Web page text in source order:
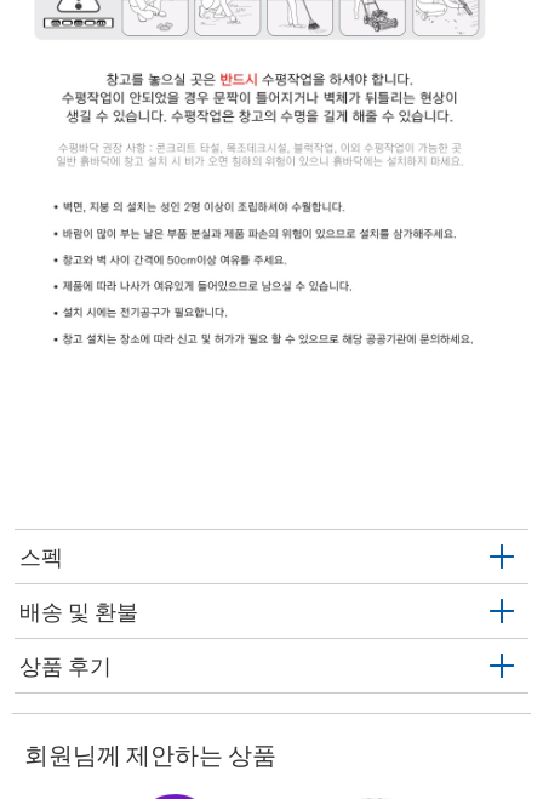
스펙
배송 및 환불
상품 후기
회원님께 제안하는 상품